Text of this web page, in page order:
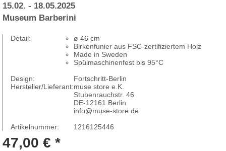
15.02. - 18.05.2025
Museum Barberini
Detail:
ø 46 cm
Birkenfunier aus FSC-zertifiziertem Holz
Made in Sweden
Spülmaschinenfest bis 95°C
Design:
Fortschritt-Berlin
Hersteller/Lieferant:muse store e.K.
Stubenrauchstr. 46
DE-12161 Berlin
info@muse-store.de
Artikelnummer:
1216125446
47,00 € *